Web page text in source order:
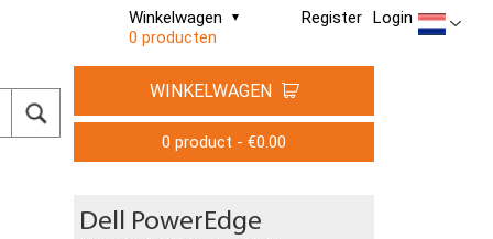
Register Login
Winkelwagen
0 producten
WINKELWAGEN
0 product - €0.00
Dell PowerEdge